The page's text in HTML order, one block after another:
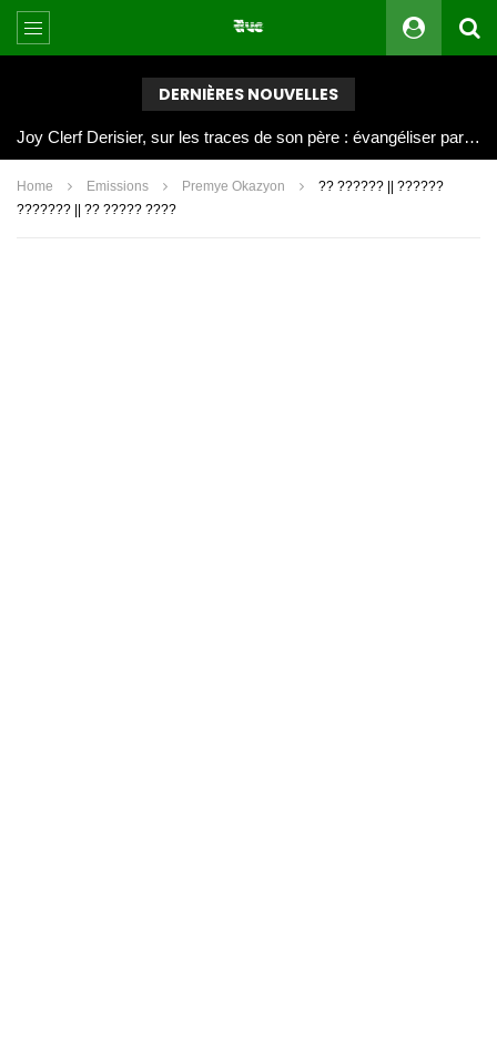
DERNIÈRES NOUVELLES
Joy Clerf Derisier, sur les traces de son père : évangéliser par la musique
Home Emissions Premye Okazyon
?? ?????? || ??????
??????? || ?? ????? ????